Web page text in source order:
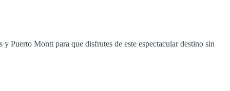
Puerto Montt para que disfrutes de este espectacular destino sin